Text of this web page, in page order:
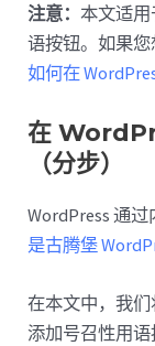
注意：本文适用
语按钮。如果
如何在
在
（分步）
WordPress 通
是古腾堡
在本文中，我们
添加号召性用